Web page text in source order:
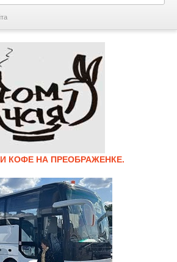
КОФЕ НА ПРЕОБРАЖЕНКЕ.